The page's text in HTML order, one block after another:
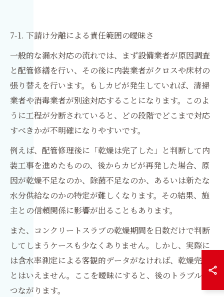
7-1. 下請け分離による責任範囲の曖昧さ
一般的な漏水対応の流れでは、まず設備業者が原因調査
と配管修繕を行い、その後に内装業者がクロスや床材の
張り替えを行います。もしカビが発生していれば、清掃
業者や消毒業者が別途対応することになります。このよ
うに工程が分断されていると、どの段階でどこまで対応
すべきかが不明確になりやすいです。
例えば、配管修理後に「乾燥は完了した」と判断して内
装工事を進めたものの、後からカビが再発した場合、原
因が乾燥不足なのか、除菌不足なのか、あるいは新たな
水分供給なのかの特定が難しくなります。その結果、施
主との信頼関係に影響が出ることもあります。
また、コンクリートスラブの乾燥期間を日数だけで判断
してしまうケースも少なくありません。しかし、実際に
は含水率測定による客観的データがなければ、乾燥完了
とはいえません。ここを曖昧にすると、後のトラブルに
つながります。